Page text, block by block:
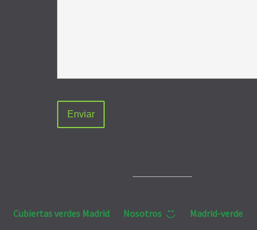
Cubiertas verdes Madrid Nosotros Madrid-verde